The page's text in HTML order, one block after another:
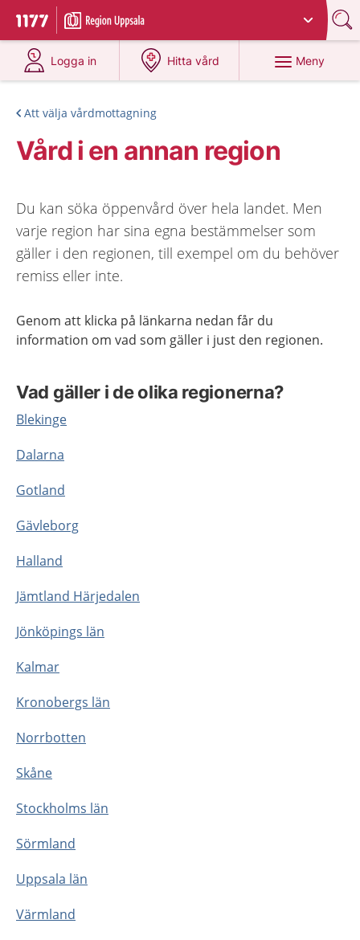
Till startsidan för 1177
Du har valt region
Logga in
på 1177.se
Hitta vård
på 1177.se
Meny
Att välja vårdmottagning
Vård i en annan region
Du kan söka öppenvård över hela landet. Men
varje region har sina egna bestämmelser som
gäller i den regionen, till exempel om du behöver
remiss eller inte.
Genom att klicka på länkarna nedan får du
information om vad som gäller i just den regionen.
Vad gäller i de olika regionerna?
Blekinge
Dalarna
Gotland
Gävleborg
Halland
Jämtland Härjedalen
Jönköpings län
Kalmar
Kronobergs län
Norrbotten
Skåne
Stockholms län
Sörmland
Uppsala län
Värmland